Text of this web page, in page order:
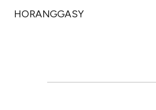
HORANGGASY